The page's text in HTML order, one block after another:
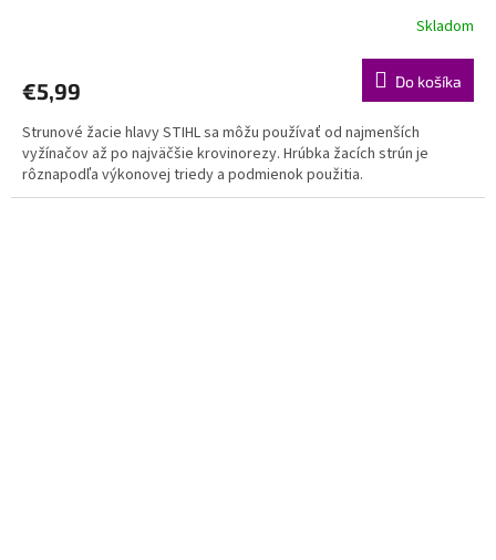
Skladom
€5,99 Do košíka
Strunové žacie hlavy STIHL sa môžu používať od najmenších
vyžínačov až po najväčšie krovinorezy. Hrúbka žacích strún je
rôznapodľa výkonovej triedy a podmienok použitia.